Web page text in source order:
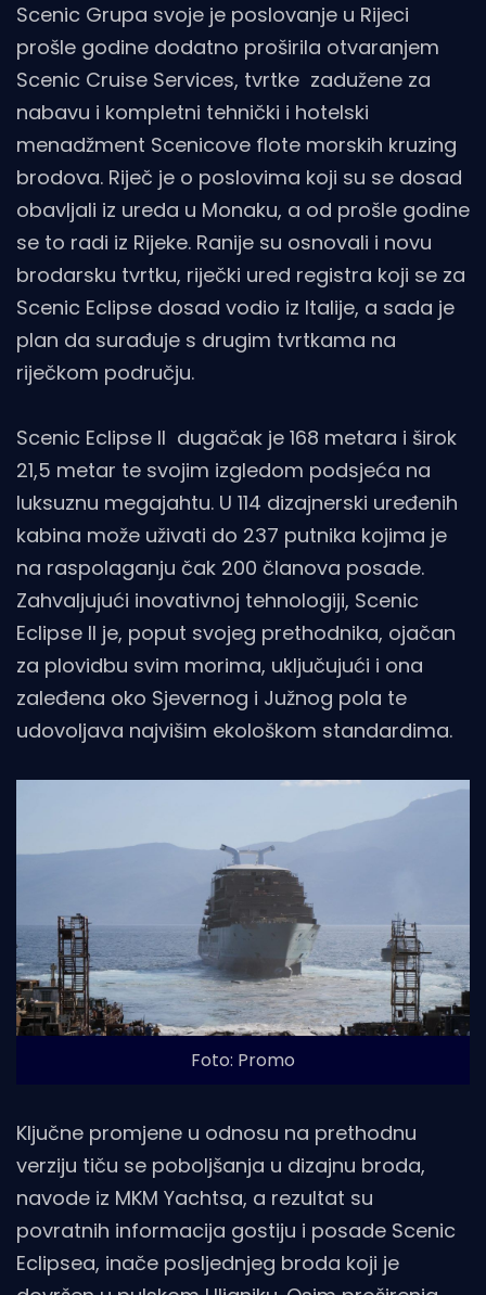
Scenic Grupa svoje je poslovanje u Rijeci
prošle godine dodatno proširila otvaranjem
Scenic Cruise Services, tvrtke zadužene za
nabavu i kompletni tehnički i hotelski
menadžment Scenicove flote morskih kruzing
brodova. Riječ je o poslovima koji su se dosad
obavljali iz ureda u Monaku, a od prošle godine
se to radi iz Rijeke. Ranije su osnovali i novu
brodarsku tvrtku, riječki ured registra koji se za
Scenic Eclipse dosad vodio iz Italije, a sada je
plan da surađuje s drugim tvrtkama na
riječkom području.
Scenic Eclipse II dugačak je 168 metara i širok
21,5 metar te svojim izgledom podsjeća na
luksuznu megajahtu. U 114 dizajnerski uređenih
kabina može uživati do 237 putnika kojima je
na raspolaganju čak 200 članova posade.
Zahvaljujući inovativnoj tehnologiji, Scenic
Eclipse II je, poput svojeg prethodnika, ojačan
za plovidbu svim morima, uključujući i ona
zaleđena oko Sjevernog i Južnog pola te
udovoljava najvišim ekološkom standardima.
Foto: Promo
Ključne promjene u odnosu na prethodnu
verziju tiču se poboljšanja u dizajnu broda,
navode iz MKM Yachtsa, a rezultat su
povratnih informacija gostiju i posade Scenic
Eclipsea, inače posljednjeg broda koji je